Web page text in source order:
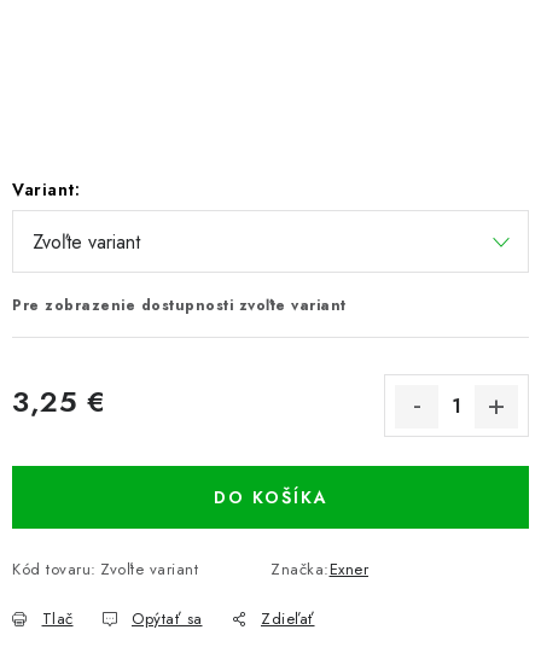
NAVIJAKY
PRÚTY
KONTAKTY
Variant:
Pre zobrazenie dostupnosti zvoľte variant
3,25 €
DO KOŠÍKA
Kód tovaru: Zvoľte variant Značka:Exner
Tlač Opýtať sa Zdieľať